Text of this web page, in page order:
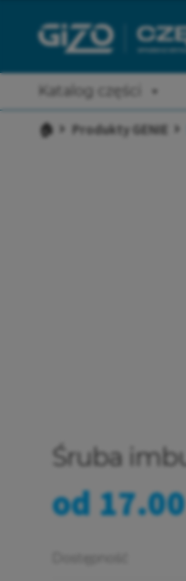
Katalog części
🏠 Produkty GENIE
Śruba
od17.00